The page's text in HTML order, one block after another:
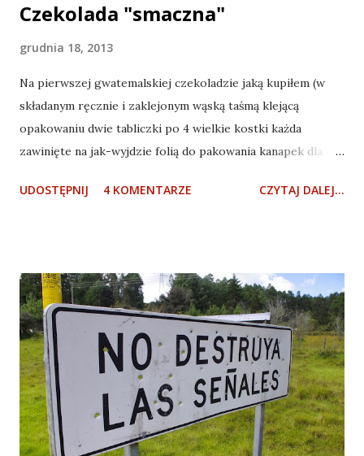
Czekolada "smaczna"
grudnia 18, 2013
Na pierwszej gwatemalskiej czekoladzie jaką kupiłem (w
składanym ręcznie i zaklejonym wąską taśmą klejącą
opakowaniu dwie tabliczki po 4 wielkie kostki każda
zawinięte na jak-wyjdzie folią do pakowania kanapek dla
widnieje napis "RICO", co znaczy tyle, co "smaczne" - to tak
wątpliwości się pozbywa. Rico, czyli smaczne. Ja na przykład
miałem takie wątpliwości. No bo przyznacie sami: cóż
dobrego może wyjść z mieszanki cukru, oleju sojowego i
kakao (mleka brak). Niby nic, a jednak napisane, że Rico, więc
smaczne. Niby nic, a jednak jak się położy na tortillę masło
orzechowe (zostało mi trochę z Belize, a tam jest tanie, a
masło orzechowe to wspaniały, kaloryczny produkt
rowerowy, pewnie można nim też nasmarować łańcuch), na
UDOSTĘPNIJ 4 KOMENTARZE CZYTAJ DALEJ...